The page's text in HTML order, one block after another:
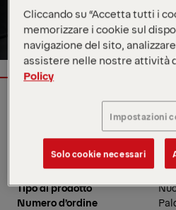
050
Rivenditore
Disponibilità
Disponibile da
Tipo di prodotto
Numero d’ordine
Cliccando su “Accetta tutti i
memorizzare i cookie sul
navigazione del sito,
assistere nelle nostre attività
Policy
Impostazioni
Solo cookie necessari